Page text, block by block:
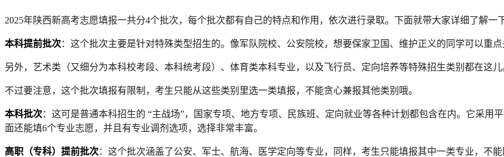
2025年陕西新高考志愿填报一共分4个批次，每个批次都有自己的特点和作用，依次进行录取。下面就带大家详细了解一下
本科提前批次：这个批次主要是针对特殊类型招生的。像军队院校、公安院校，想要保家卫国、维护正义的同学可以重
另外，艺术类（又细分为本科校考段、本科统考段）、体育类本科专业，以及飞行员、定向培养等特殊招生类别都在这儿
不过要注意，这个批次填报有限制，考生只能从这些类别里选一类填报，不能贪心兼报其他类别哦。
本科批次：这可是普通本科招生的 “主战场”，国家专项、地方专项、民族班、定向就业等各种计划都包含在内。它采用
面还能填6个专业志愿，并且有专业调剂选项，选择非常丰富。
高职（专科）提前批次：这个批次涵盖了公安、军士、航海、医学定向等专业，同样，考生只能填报其中一类专业，不能